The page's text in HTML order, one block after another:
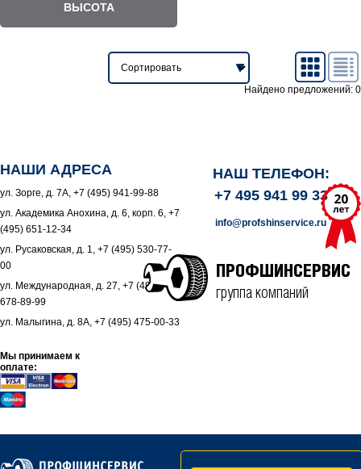
ВЫСОТА
Найдено предложений: 0
НАШИ АДРЕСА
ул. Зорге, д. 7А, +7 (495) 941-99-88
ул. Академика Анохина, д. 6, корп. 6, +7
(495) 651-12-34
ул. Русаковская, д. 1, +7 (495) 530-77-
00
ул. Международная, д. 27, +7 (495)
678-89-99
ул. Малыгина, д. 8А, +7 (495) 475-00-33
Мы принимаем к
оплате:
НАШ ТЕЛЕФОН:
+7 495 941 99 33
info@profshinservice.ru
ПРОФШИНСЕРВИС
группа компаний